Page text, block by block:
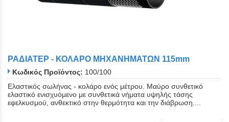
ΡΑΔΙΑΤΕΡ - ΚΟΛΑΡΟ ΜΗΧΑΝΗΜΑΤΩΝ 115mm
Κωδικός Προϊόντος: 100/100
Ελαστικός σωλήνας - κολάρο ενός μέτρου. Μαύρο συνθετικό
ελαστικό ενισχυόμενο με συνθετικά νήματα υψηλής τάσης
εφελκυσμού, ανθεκτικό στην θερμότητα και την διάβρωση....